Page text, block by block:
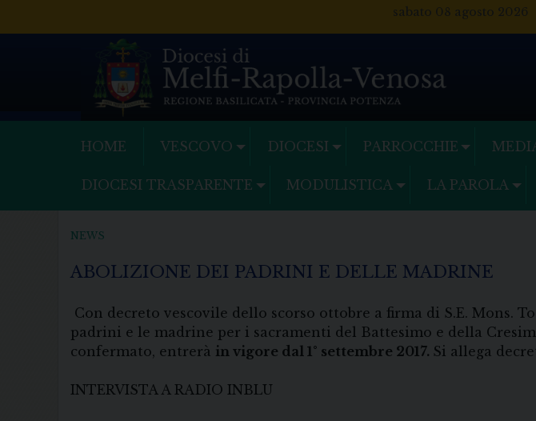
sabato 08 agosto 2026
HOME VESCOVO DIOCESI PARROCCHIE
DIOCESI TRASPARENTE MODULISTICA LA PAROLA
NEWS
ABOLIZIONE DEI PADRINI E DELLE MADRINE
Con decreto vescovile dello scorso ottobre a firma di S.E. Mons.
padrini e le madrine per i sacramenti del Battesimo e della
confermato, entrerà in vigore dal 1° settembre 2017. Si allega
INTERVISTA A RADIO INBLU